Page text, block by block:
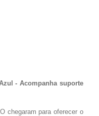
- Acompanha suporte
chegaram para oferecer o